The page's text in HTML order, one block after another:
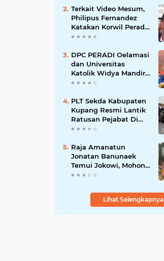
Terkait Video Mesum,
Philipus Fernandez
Katakan Korwil Peradi
NTT Akan Panggil
DPC PERADI Oelamasi
dan Universitas
Katolik Widya Mandira
Kupang Resmi Tutup
PLT Sekda Kabupaten
Kupang Resmi Lantik
Ratusan Pejabat Di
Lingkup Kabupaten
Raja Amanatun
Jonatan Banunaek
Temui Jokowi, Mohon
Dukungan Pemekaran
Lihat Selengkapnya